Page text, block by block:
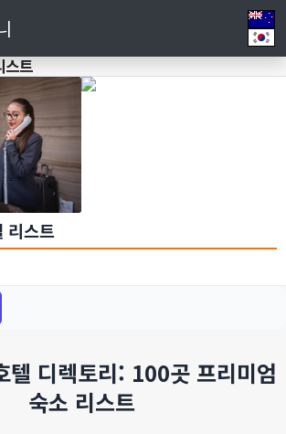
스트
리스트
텔 디렉토리: 100곳 프리미엄
숙소 리스트